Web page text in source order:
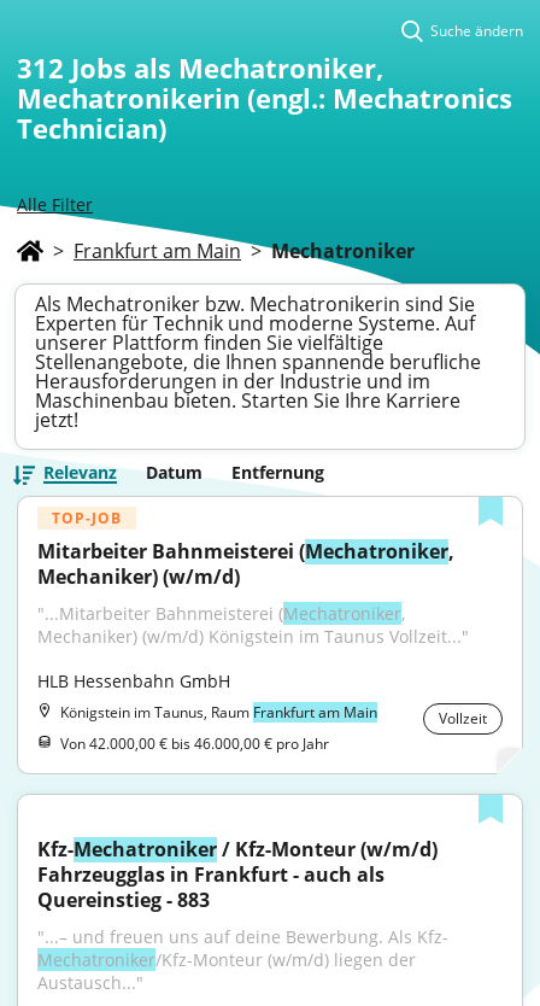
Alle Filter
Suche ändern
312 Jobs als Mechatroniker,
Mechatronikerin (engl.: Mechatronics
Technician)
> Frankfurt am Main > Mechatroniker
Als Mechatroniker bzw. Mechatronikerin sind Sie
Experten für Technik und moderne Systeme. Auf
unserer Plattform finden Sie vielfältige
Stellenangebote, die Ihnen spannende berufliche
Herausforderungen in der Industrie und im
Maschinenbau bieten. Starten Sie Ihre Karriere
jetzt!
Relevanz Datum Entfernung
TOP-JOB
Mitarbeiter Bahnmeisterei (Mechatroniker,
Mechaniker) (w/m/d)
"...Mitarbeiter Bahnmeisterei (Mechatroniker,
Mechaniker) (w/m/d) Königstein im Taunus Vollzeit..."
HLB Hessenbahn GmbH
Königstein im Taunus, Raum Frankfurt am Main
Vollzeit
Von 42.000,00 € bis 46.000,00 € pro Jahr
Kfz-Mechatroniker / Kfz-Monteur (w/m/d)
Fahrzeugglas in Frankfurt - auch als
Quereinstieg - 883
"...– und freuen uns auf deine Bewerbung. Als Kfz-
Mechatroniker/Kfz-Monteur (w/m/d) liegen der
Austausch..."